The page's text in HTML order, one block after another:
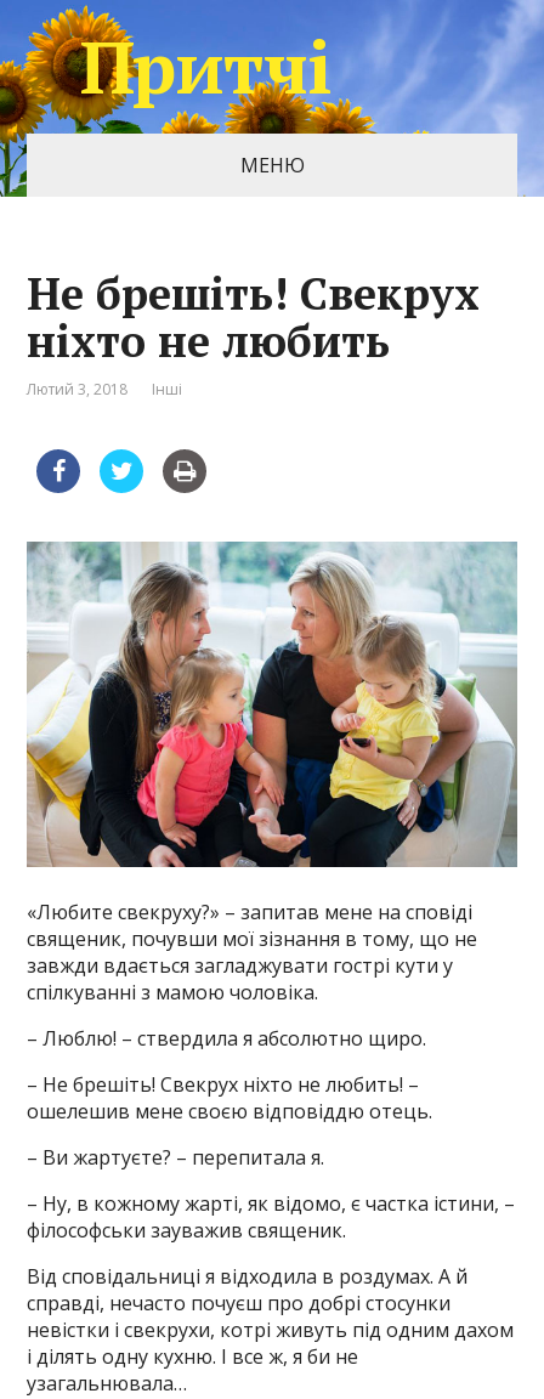
Притчі
МЕНЮ
Не брешіть! Свекрух
ніхто не любить
Лютий 3, 2018 Інші
«Любите свекруху?» – запитав мене на сповіді
священик, почувши мої зізнання в тому, що не
завжди вдається загладжувати гострі кути у
спілкуванні з мамою чоловіка.
– Люблю! – ствердила я абсолютно щиро.
– Не брешіть! Свекрух ніхто не любить! –
ошелешив мене своєю відповіддю отець.
– Ви жартуєте? – перепитала я.
– Ну, в кожному жарті, як відомо, є частка істини, –
філософськи зауважив священик.
Від сповідальниці я відходила в роздумах. А й
справді, нечасто почуєш про добрі стосунки
невістки і свекрухи, котрі живуть під одним дахом
і ділять одну кухню. І все ж, я би не
узагальнювала…